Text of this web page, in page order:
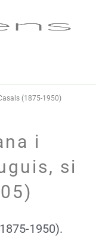
(1875-1950)
i
si
1950).